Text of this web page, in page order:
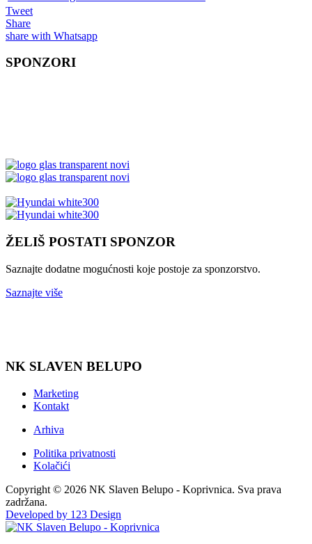
Tweet
Share
share with Whatsapp
SPONZORI
ŽELIŠ POSTATI SPONZOR
Saznajte dodatne mogućnosti koje postoje za sponzorstvo.
Saznajte više
NK SLAVEN BELUPO
Marketing
Kontakt
Arhiva
Politika privatnosti
Kolačići
Copyright © 2026 NK Slaven Belupo - Koprivnica. Sva prava
zadržana.
Developed by 123 Design